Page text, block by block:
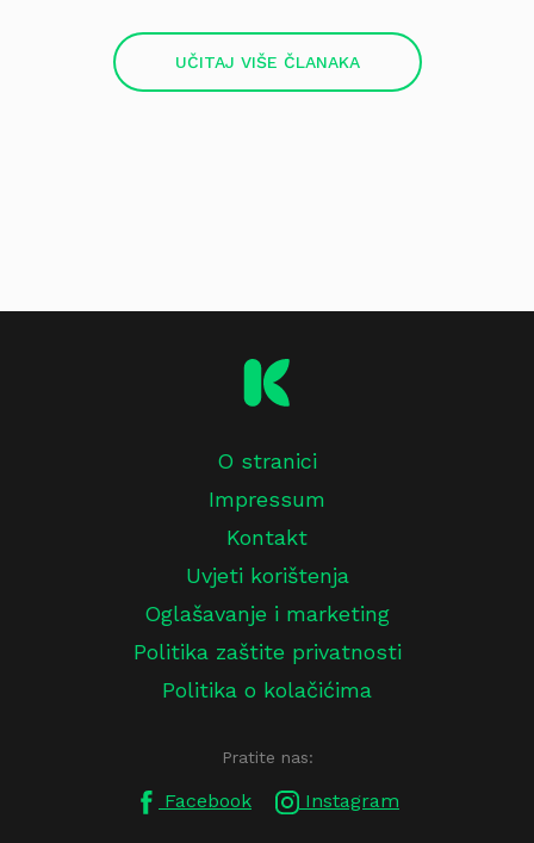
UČITAJ VIŠE ČLANAKA
O stranici
Impressum
Kontakt
Uvjeti korištenja
Oglašavanje i marketing
Politika zaštite privatnosti
Politika o kolačićima
Pratite nas:
Facebook Instagram